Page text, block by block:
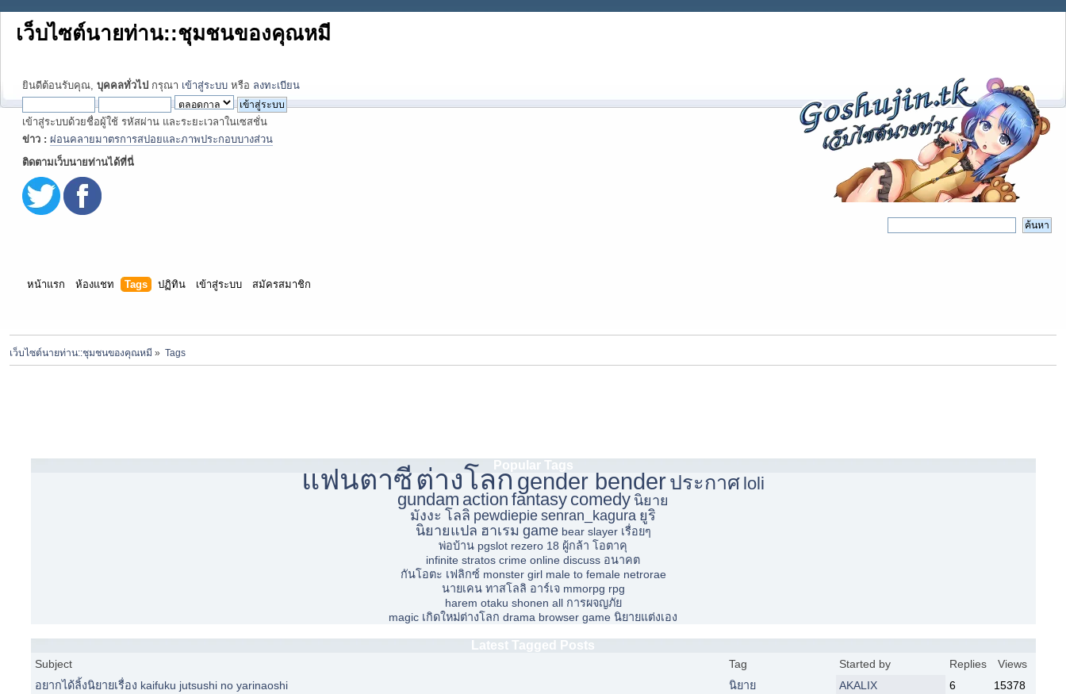
เว็บไซต์นายท่าน::ชุมชนของคุณหมี
ยินดีต้อนรับคุณ, บุคคลทั่วไป กรุณา เข้าสู่ระบบ หรือ ลงทะเบียน
เข้าสู่ระบบด้วยชื่อผู้ใช้ รหัสผ่าน และระยะเวลาในเซสชั่น
ข่าว : ผ่อนคลายมาตรการสปอยและภาพประกอบบางส่วน
ติดตามเว็บนายท่านได้ที่นี่
หน้าแรก ห้องแชท Tags ปฏิทิน เข้าสู่ระบบ สมัครสมาชิก
เว็บไซต์นายท่าน::ชุมชนของคุณหมี » Tags
Popular Tags
แฟนตาซีต่างโลกgender benderประกาศ loli
gundam action fantasy comedy นิยาย
มังงะ โลลิ pewdiepie senran_kagura ยูริ
นิยายแปล ฮาเรม game bear slayer เรื่อยๆ
พ่อบ้าน pgslot rezero 18 ผู้กล้า โอตาคุ
infinite stratos crime online discuss อนาคต
กันโอตะ เฟลิกซ์ monster girl male to female netrorae
นายเคน ทาสโลลิ อาร์เจ mmorpg rpg
harem otaku shonen all การผจญภัย
magic เกิดใหม่ต่างโลก drama browser game นิยายแต่งเอง
Latest Tagged Posts
Subject Tag Started by Replies
Views
อยากได้ลิ้งนิยายเรื่อง kaifuku jutsushi no yarinaoshi
นิยาย AKALIX 6
15378